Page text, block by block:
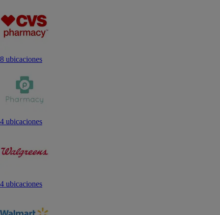
8 ubicaciones
4 ubicaciones
4 ubicaciones